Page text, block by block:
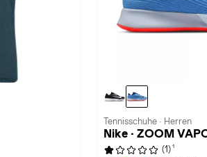
Tennisschuhe · Herren
Nike · ZOOM
(1) 1